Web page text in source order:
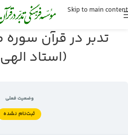
Skip to main content
تدبر در قرآن سوره
(استاد
وضعیت فعلی
ثبت‌نام نشده